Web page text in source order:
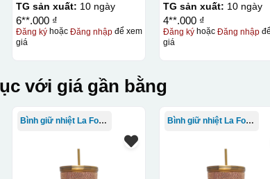
TG sản xuất: 10 ngày
6**.000 ₫
Đăng kýhoặc Đăng nhậpđể xem
giá
TG sản xuất: 10 ngày
4**.000 ₫
Đăng ký hoặcĐăng nhập
giá
với giá gần bằng
Bình giữ nhiệt La Fonte Bình giữ nhiệt La Fonte